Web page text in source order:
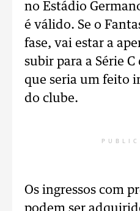
no Estádio
é válido. Se o
fase, vai estar a
subir para a Série
que seria um feito
do clube.
Os ingressos com
podem ser